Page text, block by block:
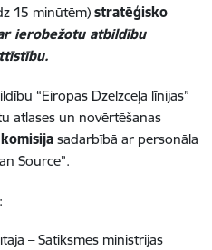
15 minūtēm) stratēģisko
ierobežotu atbildību
“Eiropas Dzelzceļa līnijas”
atlases un novērtēšanas
sadarbībā ar personāla
Source”.
– Satiksmes ministrijas